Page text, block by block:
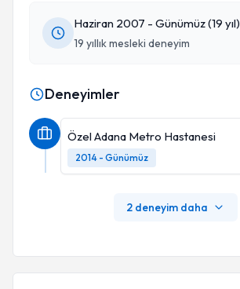
Haziran 2007 - Günümüz (19 yıl)
19 yıllık mesleki deneyim
Deneyimler
Özel Adana Metro Hastanesi
2014 - Günümüz
2 deneyim daha